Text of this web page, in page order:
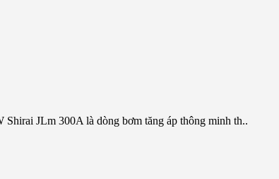
JLm 300A là dòng bơm tăng áp thông minh th..